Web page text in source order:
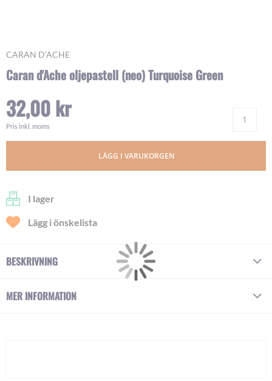
CARAN D'ACHE
Caran d'Ache oljepastell (neo) Turquoise Green
32,00 kr
Pris inkl. moms
LÄGG I VARUKORGEN
I lager
Lägg i önskelista
Skip
the
of
the
images
BESKRIVNING
MER INFORMATION